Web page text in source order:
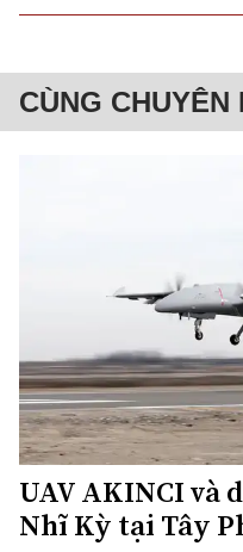
CÙNG CHUYÊN
UAV AKINCI và
Nhĩ Kỳ tại Tây